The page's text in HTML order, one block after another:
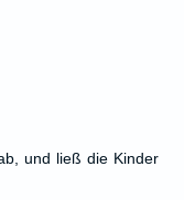
und ließ die Kinder